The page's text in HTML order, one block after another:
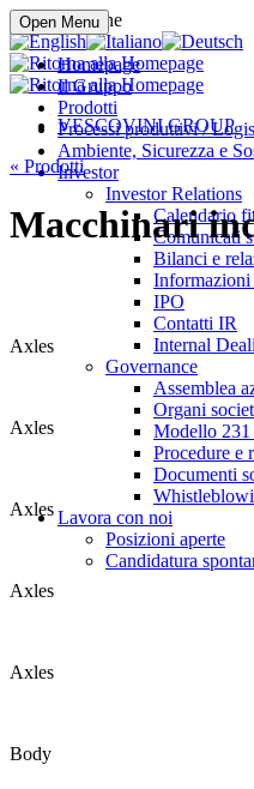
Open Menu
Homepage
Il Gruppo
Prodotti
Processi produttivi /
Ambiente, Sicurezza e
Investor
Investor Relations
Calendario
Comunicati
Bilanci e
Informazioni
IPO
Contatti IR
Internal
Governance
Assemblea
Organi
Modello
Procedure e
Documenti
Lavora con noi
Posizioni aperte
Candidatura
Compra online
VESCOVINI GROUP
« Prodotti
Macchinari
Axles
Axles
Axles
Axles
Axles
Body